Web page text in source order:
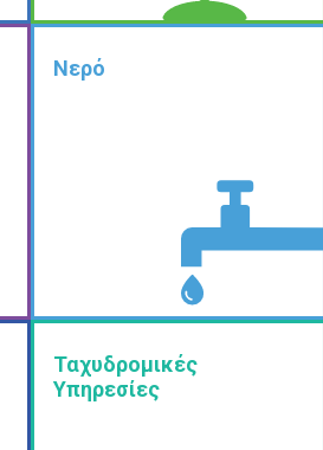
Νερό
Ταχυδρομικές
Υπηρεσίες